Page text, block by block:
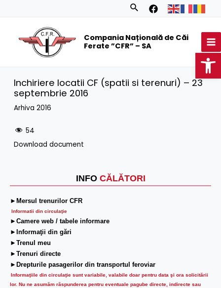
Search
Compania Națională de Căi
Ferate ”CFR” – SA
INFO CĂLĂTORI
►Mersul trenurilor CFR
Informatii din circulaţie
►Camere web / tabele informare
►Informaţii din gări
►Trenul meu
►Trenuri directe
►Drepturile pasagerilor din transportul feroviar
Informaţiile din circulaţie sunt variabile, valabile doar pentru data şi ora solicitării
lor. Nu ne asumăm răspunderea pentru eventuale pagube directe, indirecte sau
Inchiriere locatii CF (spatii si terenuri) – 23
septembrie 2016
Arhiva 2016
54
Download document